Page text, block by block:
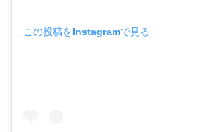
この投稿をInstagramで見る